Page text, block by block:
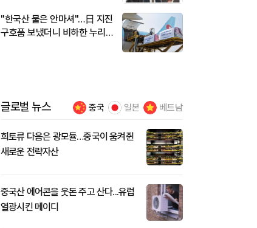
"한국산 물은 안마셔"…日 지진
구호품 보냈더니 비하한 누리
글로벌 뉴스 중국 일본 베트남
희토류 다음은 광모듈…중국이 움켜쥔
새로운 전략자산
중국산 에어콘을 웃돈 주고 산다...유럽
열광시킨 메이디